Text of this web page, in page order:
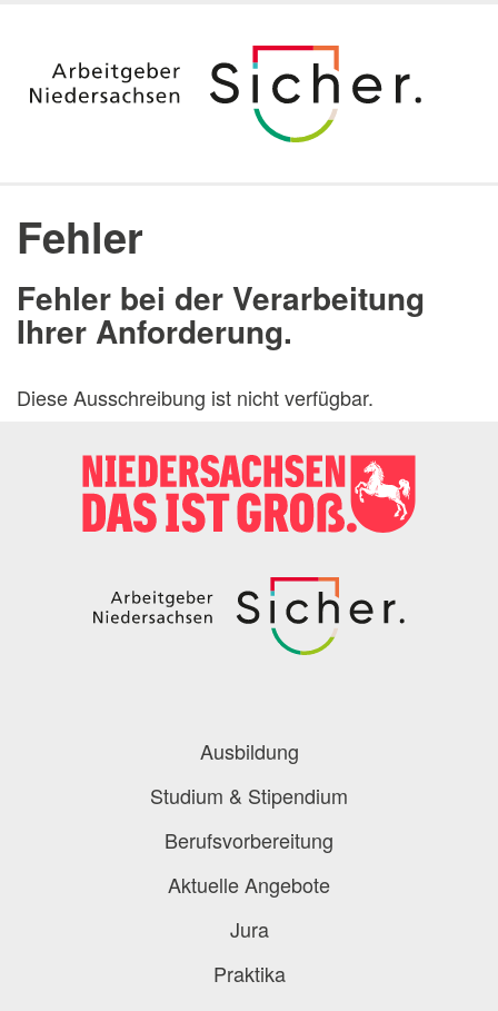
Duales Studium & Stipendium
Aktuelle Angebote
Jura
Praktika
Dienststellen
Messen
Podcast
Berufe-Check
Fehler
Fehler bei der Verarbeitung
Ihrer Anforderung.
Diese Ausschreibung ist nicht verfügbar.
Ausbildung
Studium & Stipendium
Berufsvorbereitung
Aktuelle Angebote
Jura
Praktika